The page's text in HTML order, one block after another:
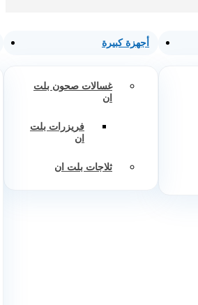
أجهزة كبيرة
غسالات صحون بلت
ان
فريزرات بلت
ان
ثلاجات بلت ان